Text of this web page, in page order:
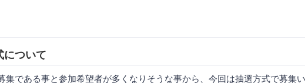
について
集である事と参加希望者が多くなりそうな事から、今回は抽選方式で募集